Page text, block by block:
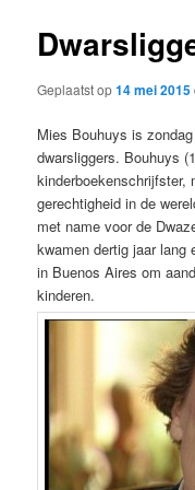
Geplaatst op14 mei 2015
Mies Bouhuys is
dwarsliggers. Bouhuys
kinderboekenschrijfster,
gerechtigheid in de
met name voor de
kwamen dertig jaar lang
in Buenos Aires om
kinderen.